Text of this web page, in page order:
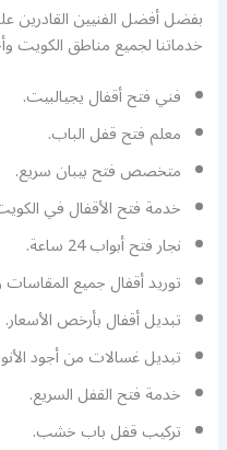
بفضل أفضل الفنيين القادرين
خدماتنا لجميع مناطق الكويت
فني فتح أقفال يجيالبيت.
معلم فتح قفل الباب.
متخصص فتح بيبان سريع.
خدمة فتح الأقفال في
نجار فتح أبواب 24 ساعة.
توريد أقفال جميع المقاسات
تبديل أقفال بأرخص الأسعار.
تبديل غسالات من أجود
خدمة فتح القفل السريع.
تركيب قفل باب خشب.